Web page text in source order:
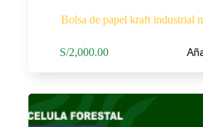
Bolsa de papel kraft industrial
S/2,000.00